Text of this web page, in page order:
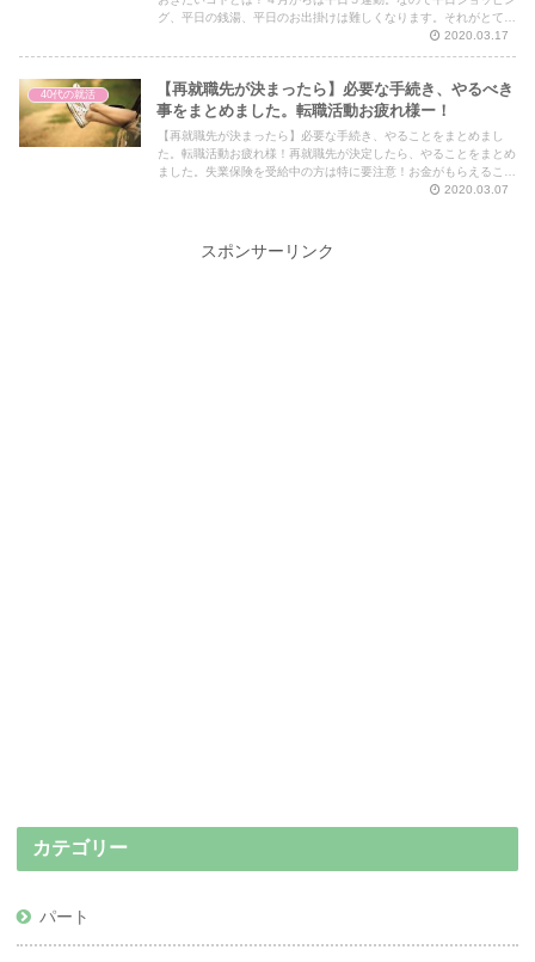
グ、平日の銭湯、平日のお出掛けは難しくなります。それがとても
2020.03.17
40代の就活
【再就職先が決まったら】必要な手続き、やるべき
事をまとめました。転職活動お疲れ様ー！
【再就職先が決まったら】必要な手続き、やることをまとめまし
た。転職活動お疲れ様！再就職先が決定したら、やることをまとめ
ました。失業保険を受給中の方は特に要注意！お金がもらえること
もあります。再就職先が決まったら是非よんで下さい。2020.03.07
スポンサーリンク
カテゴリー
パート